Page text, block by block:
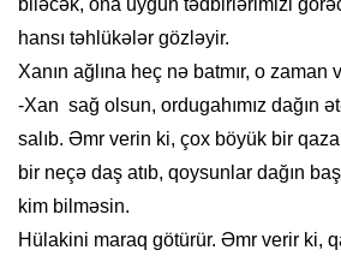
biləcək, ona uyğun tədbirlərimizi
hansı təhlükələr gözləyir.
Xanın ağlına heç nə batmır, o zaman
-Xan sağ olsun, ordugahımız dağın
salıb. Əmr verin ki, çox böyük bir
bir neçə daş atıb, qoysunlar dağın
kim bilməsin.
Hülakini maraq götürür. Əmr verir ki,